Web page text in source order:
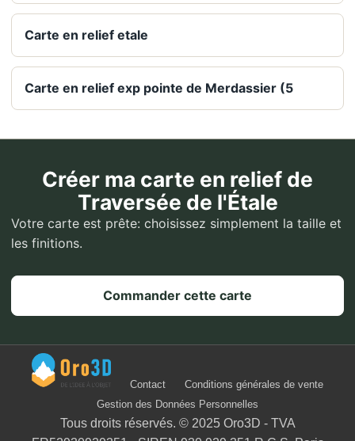
Carte en relief etale
Carte en relief exp pointe de Merdassier (5
Créer ma carte en relief de
Traversée de l'Étale
Votre carte est prête: choisissez simplement la taille et
les finitions.
Commander cette carte
Contact
Conditions générales de vente
Gestion des Données Personnelles
Tous droits réservés. © 2025 Oro3D - TVA